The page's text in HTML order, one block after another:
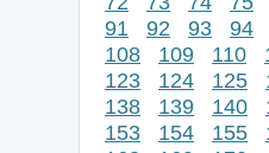
91
92 93
94
108
109 110
123
124 125
138
139 140
153
154 155